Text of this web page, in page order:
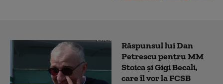
Răspunsul lui Dan
Petrescu pentru MM
Stoica și Gigi Becali,
care îl vor la FCSB